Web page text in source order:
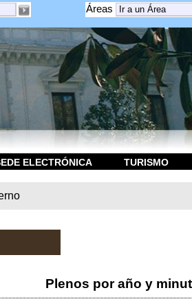
Áreas
ELECTRÓNICA TURISMO
Plenos por año y